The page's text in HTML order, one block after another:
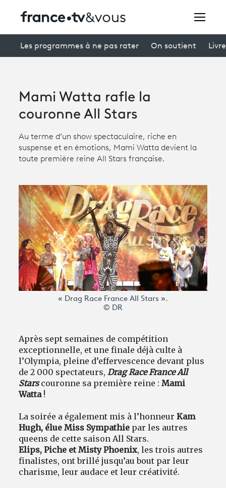
connexion
Avantages fidélité
Creators
Participer et assister à une émission
Productions et innovation
Programme tv
Les programmes à ne pas rater On soutient
Mami Watta rafle la
couronne All Stars
Au terme d’un show spectaculaire, riche en
suspense et en émotions, Mami Watta devient la
toute première reine All Stars française.
« Drag Race France All Stars ».
© DR
Après sept semaines de compétition
exceptionnelle, et une finale déjà culte à
l’Olympia, pleine d’effervescence devant plus
de 2 000 spectateurs, Drag Race France All
Starscouronne sa première reine :Mami
Watta !
La soirée a également mis à l’honneurKam
Hugh, élue Miss Sympathie par les autres
queens de cette saison All Stars.
Elips, Piche et Misty Phoenix, les trois autres
finalistes, ont brillé jusqu’au bout par leur
charisme, leur audace et leur créativité.